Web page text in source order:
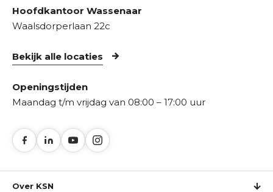
Hoofdkantoor Wassenaar
Waalsdorperlaan 22c
Bekijk alle locaties
Openingstijden
Maandag t/m vrijdag van 08:00 – 17:00 uur
Over KSN